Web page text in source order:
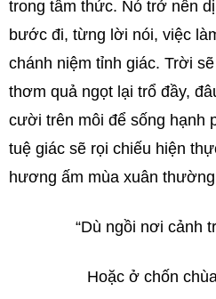
trong tâm thức. Nó trở nên
bước đi, từng lời nói, việc
chánh niệm tỉnh giác. Trời
thơm quả ngọt lại trổ đầy,
cười trên môi để sống hạnh
tuệ giác sẽ rọi chiếu hiện
hương ấm mùa xuân
“Dù ngồi nơi cảnh
Hoặc ở chốn